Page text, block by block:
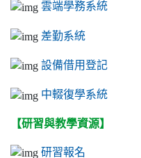
雲端學務系統
差勤系統
設備借用登記
中輟復學系統
【研習與教學資源】
研習報名